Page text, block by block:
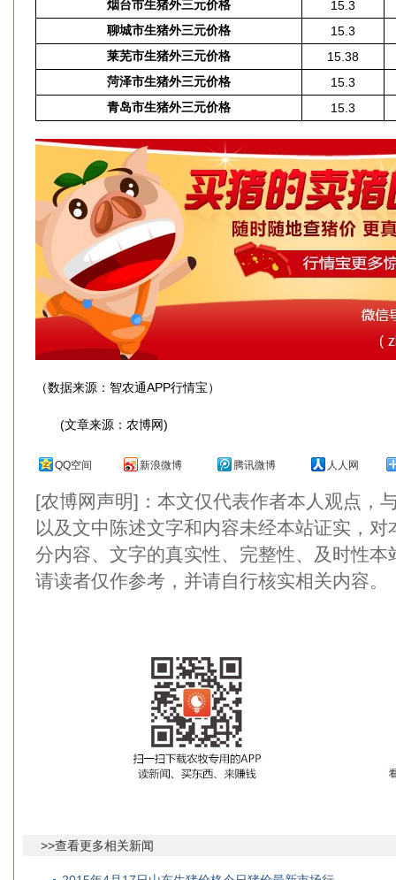
烟台市生猪外三元价格
15.3
聊城市生猪外三元价格
15.3
莱芜市生猪外三元价格
15.38
菏泽市生猪外三元价格
15.3
青岛市生猪外三元价格
15.3
（数据来源：智农通APP行情宝）
(文章来源：农博网)
QQ空间 新浪微博 腾讯微博 人人网
[农博网声明]：本文仅代表作者本人观点，
以及文中陈述文字和内容未经本站证实，
分内容、文字的真实性、完整性、及时性
请读者仅作参考，并请自行核实相关内容。
>>查看更多相关新闻